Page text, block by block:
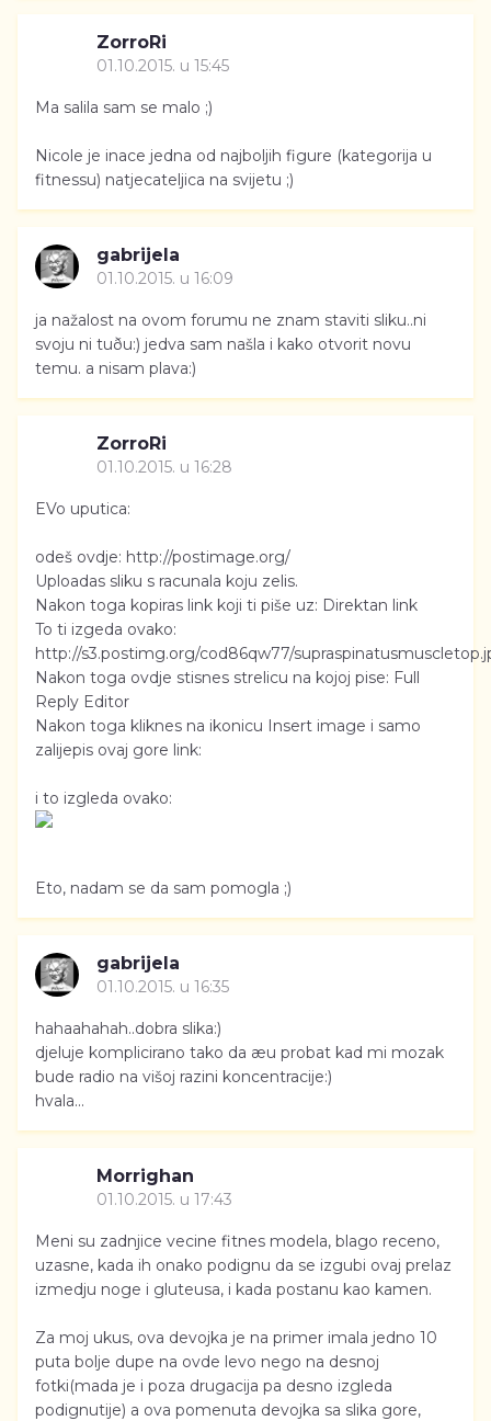
ZorroRi
01.10.2015. u 15:45
Ma salila sam se malo ;)
Nicole je inace jedna od najboljih figure (kategorija u
fitnessu) natjecateljica na svijetu ;)
gabrijela
01.10.2015. u 16:09
ja nažalost na ovom forumu ne znam staviti sliku..ni
svoju ni tuðu:) jedva sam našla i kako otvorit novu
temu. a nisam plava:)
ZorroRi
01.10.2015. u 16:28
EVo uputica:
odeš ovdje: http://postimage.org/
Uploadas sliku s racunala koju zelis.
Nakon toga kopiras link koji ti piše uz: Direktan link
To ti izgeda ovako:
http://s3.postimg.org/cod86qw77/
Nakon toga ovdje stisnes strelicu na kojoj pise: Full
Reply Editor
Nakon toga kliknes na ikonicu Insert image i samo
zalijepis ovaj gore link:
i to izgleda ovako:
Eto, nadam se da sam pomogla ;)
gabrijela
01.10.2015. u 16:35
hahaahahah..dobra slika:)
djeluje komplicirano tako da æu probat kad mi mozak
bude radio na višoj razini koncentracije:)
hvala...
Morrighan
01.10.2015. u 17:43
Meni su zadnjice vecine fitnes modela, blago receno,
uzasne, kada ih onako podignu da se izgubi ovaj prelaz
izmedju noge i gluteusa, i kada postanu kao kamen.
Za moj ukus, ova devojka je na primer imala jedno 10
puta bolje dupe na ovde levo nego na desnoj
fotki(mada je i poza drugacija pa desno izgleda
podignutije) a ova pomenuta devojka sa slika gore,